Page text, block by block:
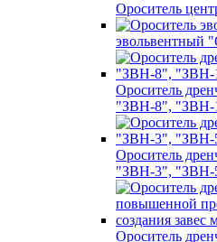
Ороситель
эвольвентный
Ороситель
"ЗВН-8", "ЗВН-
Ороситель
"ЗВН-3", "ЗВН-
Ороситель